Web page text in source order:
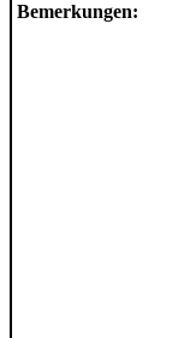
Bemerkungen: